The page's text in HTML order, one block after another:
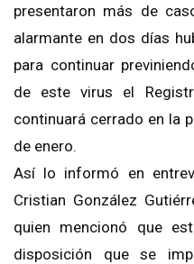
presentaron más de
alarmante en dos días
para continuar
de este virus el
continuará cerrado en la
de enero.
Así lo informó en
Cristian González
quien mencionó que
disposición que se